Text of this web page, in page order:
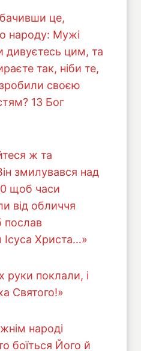
це,
народу: Мужі
дивуєтесь цим, та
так, ніби те,
своєю
13 Бог
ж та
змилувався над
щоб часи
від обличчя
послав
Ісуса Христа…»
руки поклали, і
Святого!»
народі
боїться Його й